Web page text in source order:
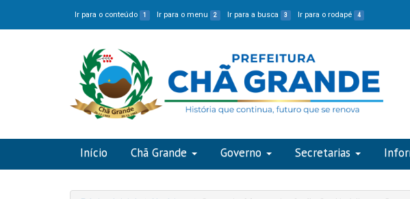
Ir para o conteúdo 1 Ir para o menu 2 Ir para a busca 3 Ir para o rodapé 4
Início Chã Grande Governo Secretarias